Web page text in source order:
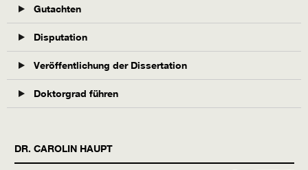
Gutachten
Disputation
Veröffentlichung der Dissertation
Doktorgrad führen
DR. CAROLIN HAUPT